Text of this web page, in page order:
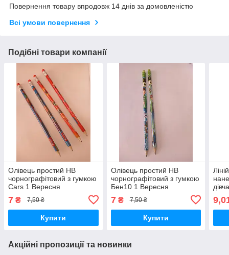
Повернення товару впродовж 14 днів за домовленістю
Всі умови повернення
Подібні товари компанії
Олівець простий HB
чорнографітовий з гумкою
Cars 1 Вересня
7 ₴ 7,50 ₴
Купити
Олівець простий HB
чорнографітовий з гумкою
Бен10 1 Вересня
7₴ 7,50 ₴
Купити
Акційні пропозиції та новинки